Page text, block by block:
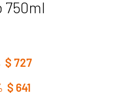
750ml
$ 727
$ 641